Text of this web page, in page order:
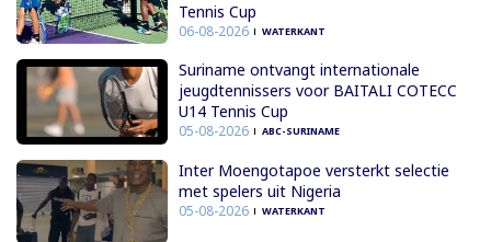
Tennis Cup
06-08-2026 WATERKANT
Suriname ontvangt internationale
jeugdtennissers voor BAITALI COTECC
U14 Tennis Cup
05-08-2026 ABC-SURINAME
Inter Moengotapoe versterkt selectie
met spelers uit Nigeria
05-08-2026 WATERKANT